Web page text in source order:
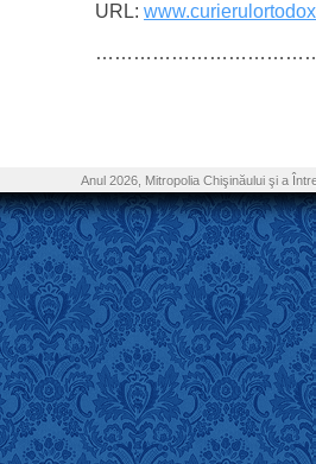
URL:
Anul 2026, Mitropolia Chişinăului şi a